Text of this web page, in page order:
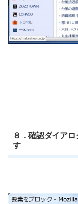
８．確認ダイア
す